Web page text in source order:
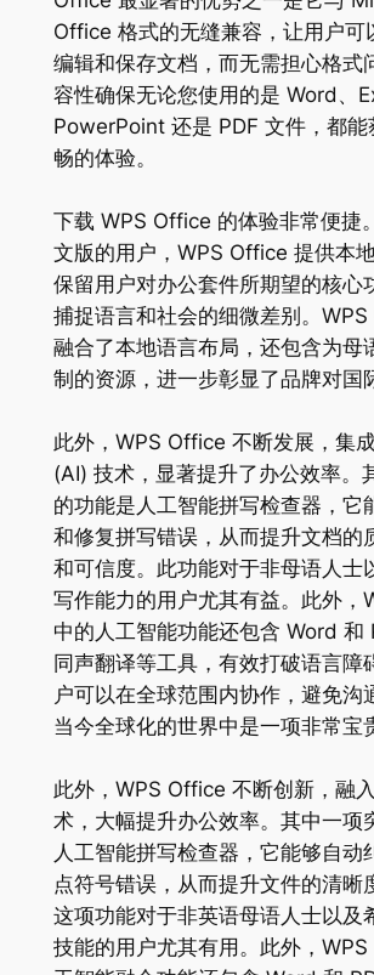
Office 格式的无缝兼容，让用户可
编辑和保存文档，而无需担心格式
容性确保无论您使用的是 Word、
PowerPoint 还是 PDF 文件，都能
畅的体验。
下载 WPS Office 的体验非常便捷
文版的用户，WPS Office 提供本
保留用户对办公套件所期望的核心
捕捉语言和社会的细微差别。WPS
融合了本地语言布局，还包含为母
制的资源，进一步彰显了品牌对国
此外，WPS Office 不断发展，集
(AI) 技术，显著提升了办公效率。
的功能是人工智能拼写检查器，它
和修复拼写错误，从而提升文档的
和可信度。此功能对于非母语人士
写作能力的用户尤其有益。此外，
中的人工智能功能还包含 Word 和
同声翻译等工具，有效打破语言障
户可以在全球范围内协作，避免沟
当今全球化的世界中是一项非常宝
此外，WPS Office 不断创新，融
术，大幅提升办公效率。其中一项
人工智能拼写检查器，它能够自动
点符号错误，从而提升文件的清晰
这项功能对于非英语母语人士以及
技能的用户尤其有用。此外，